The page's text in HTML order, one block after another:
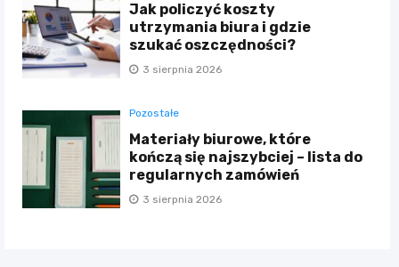
Jak policzyć koszty
utrzymania biura i gdzie
szukać oszczędności?
3 sierpnia 2026
Pozostałe
Materiały biurowe, które
kończą się najszybciej – lista do
regularnych zamówień
3 sierpnia 2026